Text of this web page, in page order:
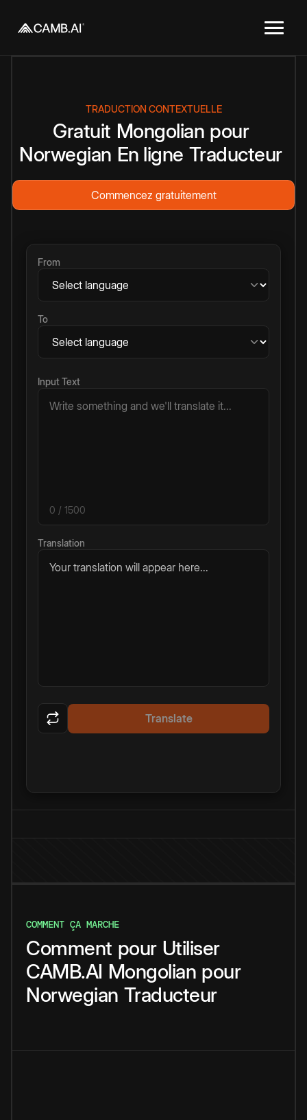
TRADUCTION CONTEXTUELLE
Gratuit Mongolian pour
Norwegian En ligne Traducteur
Commencez gratuitement
From
To
Input Text
0 / 1500
Translation
Your translation will appear here...
Translate
COMMENT ÇA MARCHE
Comment pour Utiliser
CAMB.AI Mongolian pour
Norwegian Traducteur